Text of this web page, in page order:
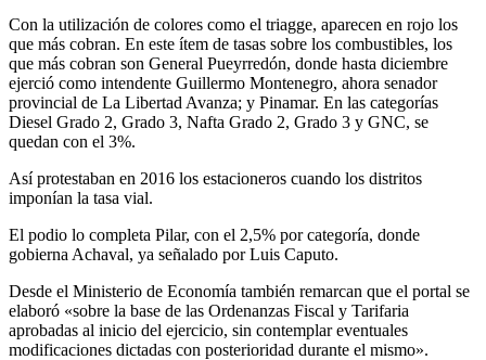
Con la utilización de colores como el triagge, aparecen en rojo los
que más cobran. En este ítem de tasas sobre los combustibles, los
que más cobran son General Pueyrredón, donde hasta diciembre
ejerció como intendente Guillermo Montenegro, ahora senador
provincial de La Libertad Avanza; y Pinamar. En las categorías
Diesel Grado 2, Grado 3, Nafta Grado 2, Grado 3 y GNC, se
quedan con el 3%.
Así protestaban en 2016 los estacioneros cuando los distritos
imponían la tasa vial.
El podio lo completa Pilar, con el 2,5% por categoría, donde
gobierna Achaval, ya señalado por Luis Caputo.
Desde el Ministerio de Economía también remarcan que el portal se
elaboró «sobre la base de las Ordenanzas Fiscal y Tarifaria
aprobadas al inicio del ejercicio, sin contemplar eventuales
modificaciones dictadas con posterioridad durante el mismo».